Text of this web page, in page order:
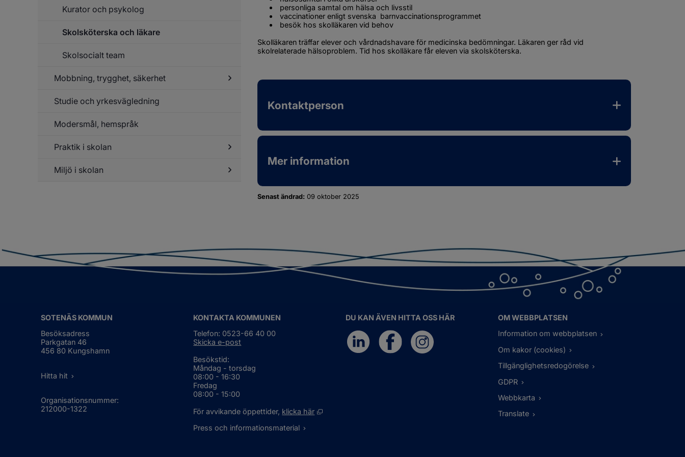
Kurator och psykolog
Skolsköterska och läkare
Skolsocialt team
Mobbning, trygghet, säkerhet
Studie och yrkesvägledning
Modersmål, hemspråk
Praktik i skolan
Undersidor
Miljö i skolan
Undersidor
personliga samtal om hälsa och livsstil
vaccinationer enligt svenska  barnvaccinationsprogrammet
besök hos skolläkaren vid behov
Skolläkaren träffar elever och vårdnadshavare för medicinska bedömningar. Läkaren ger råd vid
skolrelaterade hälsoproblem. Tid hos skolläkare får eleven via skolsköterska.
Kontaktperson
Mer information
Senast ändrad: 09 oktober 2025
SOTENÄS KOMMUN
Besöksadress
Parkgatan 46
456 80 Kungshamn
Hitta hit
Organisationsnummer:
212000-1322
KONTAKTA KOMMUNEN
Telefon: 0523-66 40 00
Skicka e-post
Besökstid:
Måndag - torsdag
08:00 - 16:30
Fredag
08:00 - 15:00
För avvikande öppettider, klicka här
Öppnas i nytt fönster.
Press och informationsmaterial
DU KAN ÄVEN HITTA OSS HÄR
OM WEBBPLATSEN
Information om webbplatsen
Om kakor (cookies)
Tillgänglighetsredogörelse
GDPR
Webbkarta
Translate